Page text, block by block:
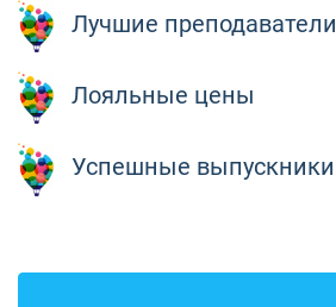
Лучшие преподаватели
Лояльные цены
Успешные выпускники